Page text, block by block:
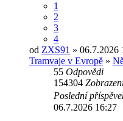
1
2
3
4
od ZXS91 » 06.7.2026
Tramvaje v Evropě »
55 Odpovědi
154304
Poslední
06.7.2026 16:27